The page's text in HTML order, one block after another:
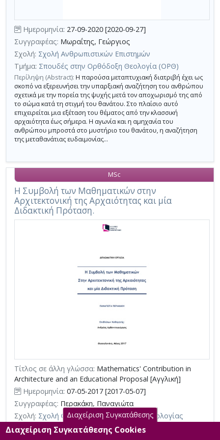
χρήση
επιπλέον
κριτηρίων
αναζήτησης
Ημερομηνία: 27-09-2020 [2020-09-27]
Συγγραφέας: Μωραΐτης, Γεώργιος
Σχολή: Σχολή Ανθρωπιστικών Επιστημών
Τμήμα: Σπουδές στην Ορθόδοξη Θεολογία (ΟΡΘ)
Περίληψη (Abstract): Η παρούσα μεταπτυχιακή διατριβή έχει ως
σκοπό να εξερευνήσει την υπαρξιακή αναζήτηση του ανθρώπου
σχετικά με την πορεία της ψυχής μετά τον αποχωρισμό της από
το σώμα κατά τη στιγμή του θανάτου. Στο πλαίσιο αυτό
επιχειρείται μια εξέταση του θέματος από την κλασσική
αρχαιότητα έως σήμερα. Η αγωνία και η αμηχανία του
ανθρώπου μπροστά στο μυστήριο του θανάτου, η αναζήτηση
της μεταθανάτιας ευδαιμονίας...
Η Συμβολή των Μαθηματικών στην
Αρχιτεκτονική της Αρχαιότητας και μία
Διδακτική Πρόταση.
MSc
Τίτλος σε άλλη γλώσσα: Mathematics' Contribution in
Architecture and an Educational Proposal [Αγγλική]
Ημερομηνία: 07-05-2017 [2017-05-07]
Συγγραφέας: Περακάκη, Παναγιώτα
Σχολή: Σχολή Θετικών Επιστημών και Τεχνολογίας
Τμήμα: Μεταπτυχιακές Σπουδές στα Μαθηματικά (ΜΣΜ)
Διαχείριση Συγκατάθεσης
Διαχείριση Συγκατάθεσης Cookies